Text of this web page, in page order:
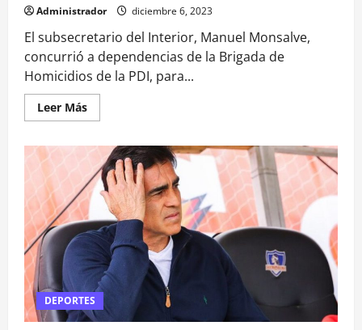
Administrador diciembre 6, 2023
El subsecretario del Interior, Manuel Monsalve,
concurrió a dependencias de la Brigada de
Homicidios de la PDI, para...
Leer MásLeer
más
Monsalve
dice
que
asesinato
de
niño
de
5
años
dio
en
ajuste
de
cuentas:
«Autores
DEPORTES